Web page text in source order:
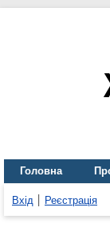
Головна
Вхід Реєстрація